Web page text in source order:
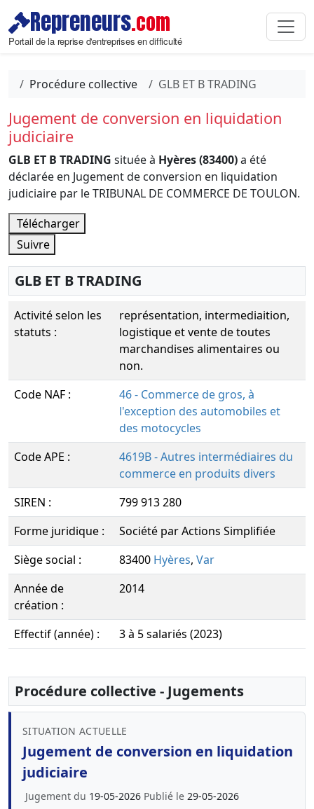
Repreneurs.com
Portail de la reprise d'entreprises en difficulté
Procédure collective GLB ET B TRADING
Jugement de conversion en liquidation
judiciaire
GLB ET B TRADING située à Hyères (83400)a été
déclarée en Jugement de conversion en liquidation
judiciaire par le TRIBUNAL DE COMMERCE DE TOULON.
Télécharger
Suivre
GLB ET B TRADING
Activité selon les
statuts :
représentation, intermediaition,
logistique et vente de toutes
marchandises alimentaires ou
non.
Code NAF :
46 - Commerce de gros, à
l'exception des automobiles et
des motocycles
Code APE :
4619B - Autres intermédiaires du
commerce en produits divers
SIREN :
799 913 280
Forme juridique :
Société par Actions Simplifiée
Siège social :
83400 Hyères, Var
Année de
création :
2014
Effectif (année) : 3 à 5 salariés (2023)
Procédure collective - Jugements
SITUATION ACTUELLE
Jugement de conversion en liquidation
judiciaire
Jugement du 19-05-2026 Publié le 29-05-2026